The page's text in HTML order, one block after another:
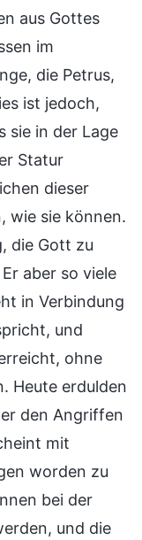
aus Gottes
im
die Petrus,
ist jedoch,
sie in der Lage
Statur
dieser
wie sie können.
die Gott zu
aber so viele
in Verbindung
und
ohne
Heute erdulden
den Angriffen
mit
worden zu
bei der
und die